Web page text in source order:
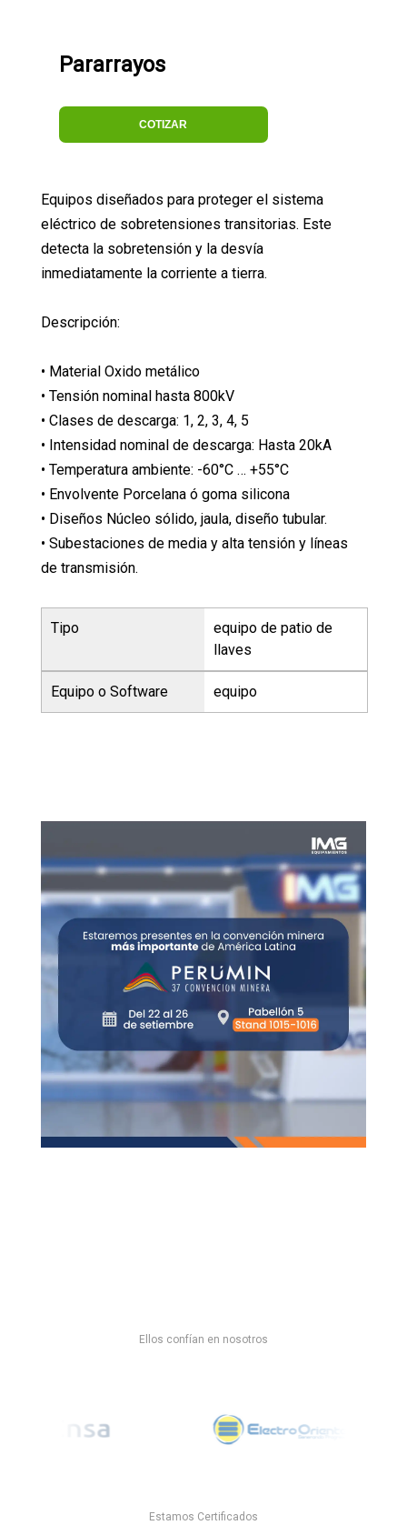
Pararrayos
COTIZAR
Equipos diseñados para proteger el sistema
eléctrico de sobretensiones transitorias. Este
detecta la sobretensión y la desvía
inmediatamente la corriente a tierra.
Descripción:
• Material Oxido metálico
• Tensión nominal hasta 800kV
• Clases de descarga: 1, 2, 3, 4, 5
• Intensidad nominal de descarga: Hasta 20kA
• Temperatura ambiente: -60°C … +55°C
• Envolvente Porcelana ó goma silicona
• Diseños Núcleo sólido, jaula, diseño tubular.
• Subestaciones de media y alta tensión y líneas
de transmisión.
Tipo
equipo de patio de
llaves
Equipo o Software equipo
Ellos confían en nosotros
Estamos Certificados